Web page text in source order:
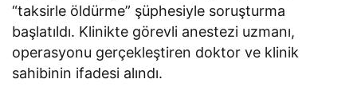
“taksirle öldürme” şüphesiyle soruşturma
başlatıldı. Klinikte görevli anestezi uzmanı,
operasyonu gerçekleştiren doktor ve klinik
sahibinin ifadesi alındı.